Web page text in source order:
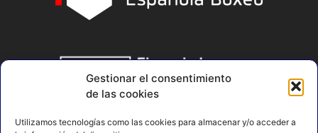
Gestionar el consentimiento
de las cookies
Utilizamos tecnologías como las cookies para almacenar y/o acceder a